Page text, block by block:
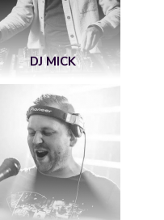
DJ MICK